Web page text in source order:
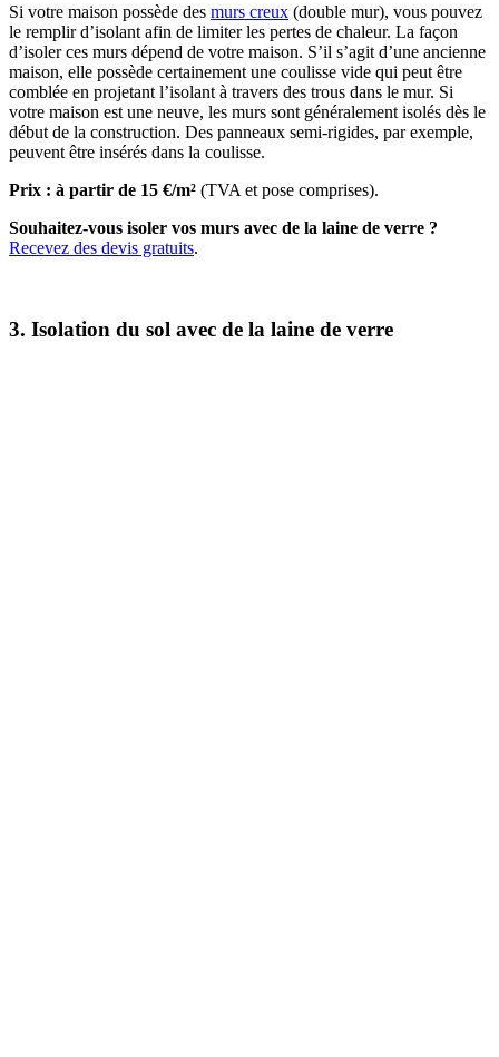
Si votre maison possède des murs creux (double mur), vous pouvez
le remplir d’isolant afin de limiter les pertes de chaleur. La façon
d’isoler ces murs dépend de votre maison. S’il s’agit d’une ancienne
maison, elle possède certainement une coulisse vide qui peut être
comblée en projetant l’isolant à travers des trous dans le mur. Si
votre maison est une neuve, les murs sont généralement isolés dès le
début de la construction. Des panneaux semi-rigides, par exemple,
peuvent être insérés dans la coulisse.
Prix : à partir de 15 €/m² (TVA et pose comprises).
Souhaitez-vous isoler vos murs avec de la laine de verre ?
Recevez des devis gratuits.
3. Isolation du sol avec de la laine de verre